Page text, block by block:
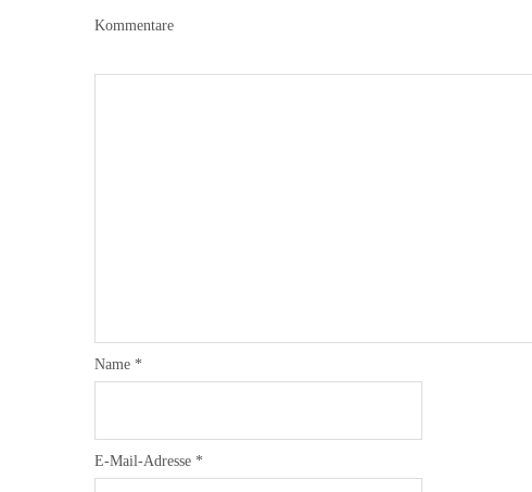
Kommentare
Name *
E-Mail-Adresse *